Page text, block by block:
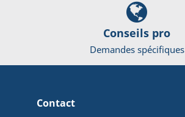
Conseils pro
Demandes spécifiques
Contact